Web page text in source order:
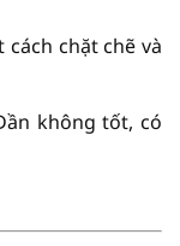
chặt chẽ và
không tốt, có